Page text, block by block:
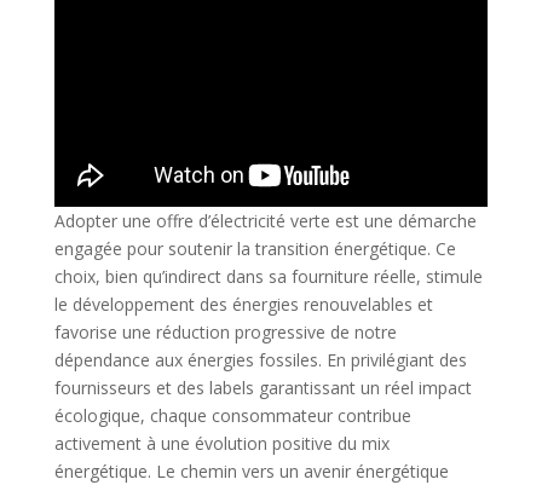
Adopter une offre d’électricité verte est une démarche
engagée pour soutenir la transition énergétique. Ce
choix, bien qu’indirect dans sa fourniture réelle, stimule
le développement des énergies renouvelables et
favorise une réduction progressive de notre
dépendance aux énergies fossiles. En privilégiant des
fournisseurs et des labels garantissant un réel impact
écologique, chaque consommateur contribue
activement à une évolution positive du mix
énergétique. Le chemin vers un avenir énergétique